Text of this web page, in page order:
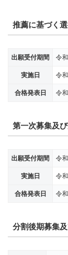
推薦に基づく
出願受付期間 令
実施日 令
合格発表日 令
第一次募集及
出願受付期間 令
実施日 令
合格発表日 令
分割後期募集